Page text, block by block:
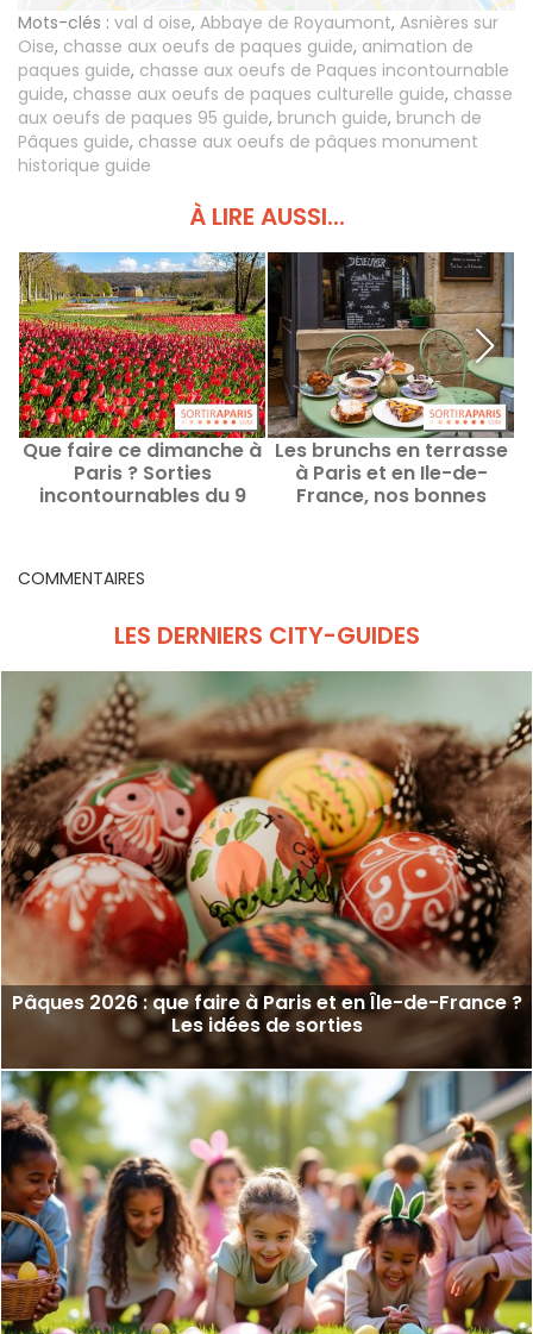
Mots-clés : val d oise, Abbaye de Royaumont, Asnières sur
Oise, chasse aux oeufs de paques guide, animation de
paques guide, chasse aux oeufs de Paques incontournable
guide, chasse aux oeufs de paques culturelle guide, chasse
aux oeufs de paques 95 guide, brunch guide, brunch de
Pâques guide, chasse aux oeufs de pâques monument
historique guide
À LIRE AUSSI...
Que faire ce dimanche à
Paris ? Sorties
incontournables du 9
Les brunchs en terrasse
à Paris et en Ile-de-
France, nos bonnes
COMMENTAIRES
LES DERNIERS CITY-GUIDES
Pâques 2026 : que faire à Paris et en Île-de-France ?
Les idées de sorties